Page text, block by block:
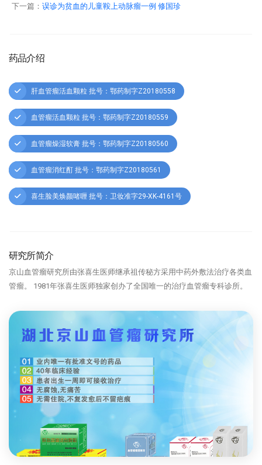
下一篇： 误诊为贫血的儿童鞍上动脉瘤一例 修国珍
药品介绍
肝血管瘤活血颗粒 批号：鄂药制字Z20180558
血管瘤活血颗粒 批号：鄂药制字Z20180559
血管瘤燥湿软膏 批号：鄂药制字Z20180560
血管瘤消红酊 批号：鄂药制字Z20180561
喜生脸美焕颜啫喱 批号：卫妆准字29-XK-4161号
研究所简介
京山血管瘤研究所由张喜生医师继承祖传秘方采用中药外敷法治疗各类血
管瘤。 1981年张喜生医师独家创办了全国唯一的治疗血管瘤专科诊所。